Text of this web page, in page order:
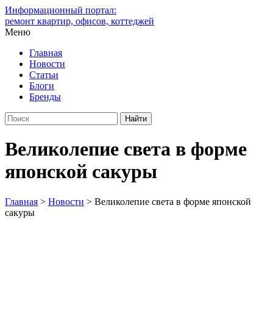
Информационный портал:
ремонт квартир, офисов, коттеджей
Меню
Главная
Новости
Статьи
Блоги
Бренды
Великолепие света в форме
японской сакуры
Главная > Новости > Великолепие света в форме японской
сакуры